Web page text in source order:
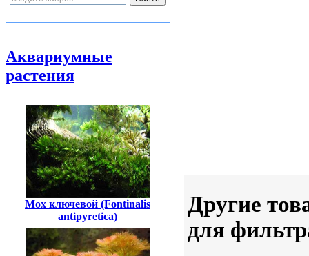
Аквариумные
растения
Мох ключевой (Fontinalis
antipyretica)
Другие
для